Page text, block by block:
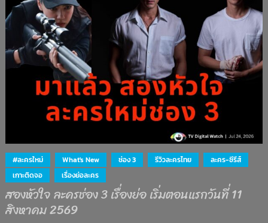
#ละครใหม่ What's New ช่อง 3 รีวิวละครไทย
ละคร-ซีรีส์
เกาะติดจอ
เรื่องย่อละคร
สองหัวใจ ละครช่อง 3 เรื่องย่อ เริ่มตอนแรกวันที่ 11
สิงหาคม 2569